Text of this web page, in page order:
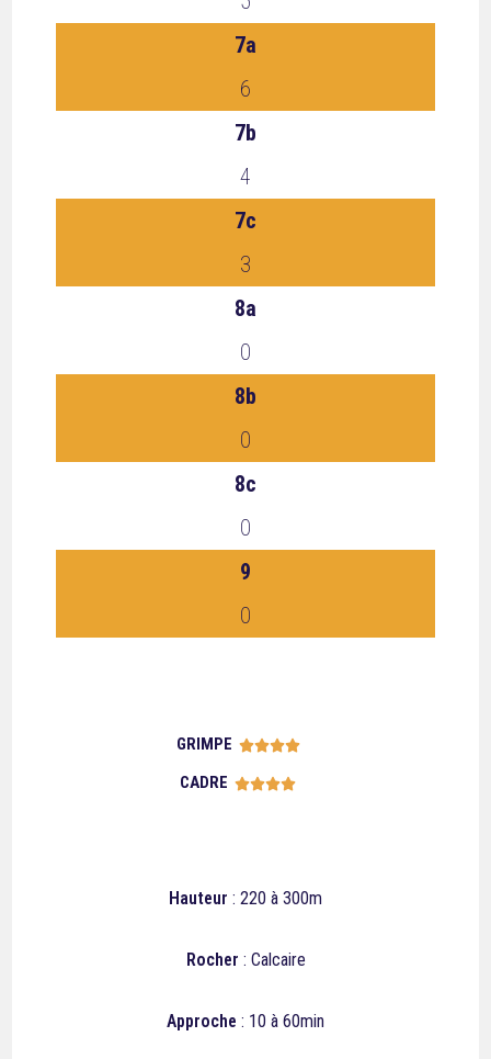
7a
6
7b
4
7c
3
8a
0
8b
0
8c
0
9
0
GRIMPE 
CADRE 
Hauteur : 220 à 300m
Rocher : Calcaire
Approche : 10 à 60min